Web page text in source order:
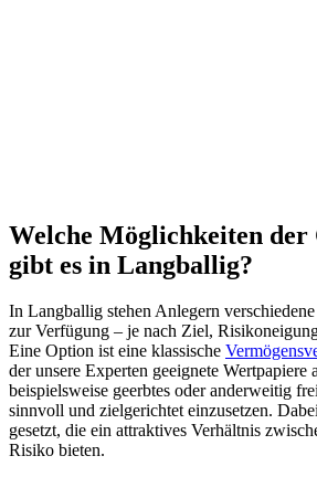
Welche Möglichkeiten der
gibt es in Langballig?
In Langballig stehen Anlegern
zur Verfügung – je nach Ziel,
Eine Option ist eine klassische
der unsere Experten geeignete Wertpapiere
beispielsweise geerbtes oder anderweitig
sinnvoll und zielgerichtet einzusetzen.
gesetzt, die ein attraktives Verhältnis
Risiko bieten.